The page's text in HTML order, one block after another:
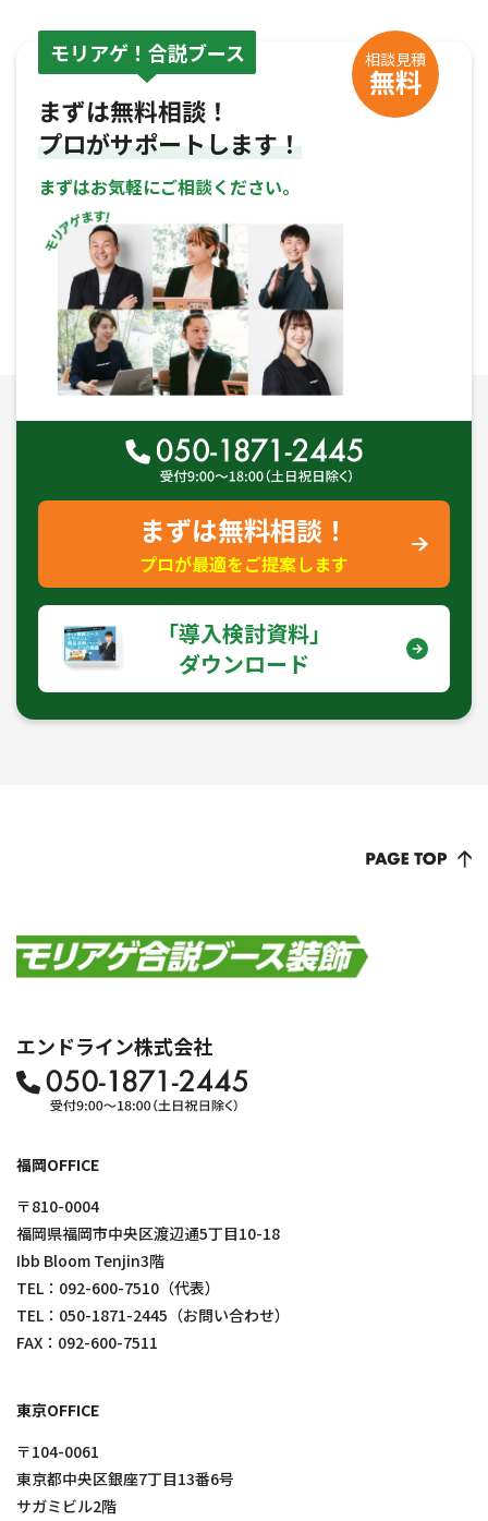
モリアゲ！合説ブース 相談見積
無料
まずは無料相談！
プロがサポートします！
まずはお気軽にご相談ください。
まずは無料相談！
プロが最適をご提案します
｢導入検討資料｣
ダウンロード
エンドライン株式会社
福岡OFFICE
〒810-0004
福岡県福岡市中央区渡辺通5丁目10-18
Ibb Bloom Tenjin3階
TEL： 092-600-7510 （代表）
TEL： 050-1871-2445 （お問い合わせ）
FAX：092-600-7511
東京OFFICE
〒104-0061
東京都中央区銀座7丁目13番6号
サガミビル2階